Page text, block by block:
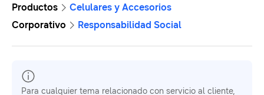
Productos
Celulares y Accesorios
Corporativo
Responsabilidad Social
Para cualquier tema relacionado con servicio al cliente,